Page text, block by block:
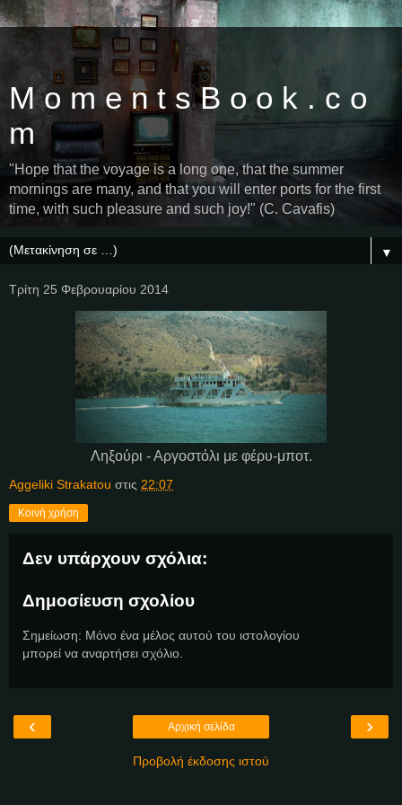
M o m e n t s B o o k . c o
m
"Hope that the voyage is a long one, that the summer
mornings are many, and that you will enter ports for the first
time, with such pleasure and such joy!" (C. Cavafis)
▼
Τρίτη 25 Φεβρουαρίου 2014
Ληξούρι - Αργοστόλι με φέρυ-μποτ.
Aggeliki Strakatou στις 22:07
Κοινή χρήση
Δεν υπάρχουν σχόλια:
Δημοσίευση σχολίου
Σημείωση: Μόνο ένα μέλος αυτού του ιστολογίου
μπορεί να αναρτήσει σχόλιο.
‹ ›
Αρχική σελίδα
Προβολή έκδοσης ιστού